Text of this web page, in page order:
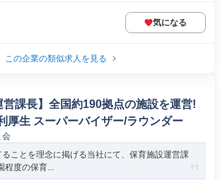
気になる
この企業の類似求人を見る
営課長】全国約190拠点の施設を運営!
厚生 スーパーバイザー/ラウンダー
会
ことを理念に掲げる当社にて、保育施設運営課
程度の保育...